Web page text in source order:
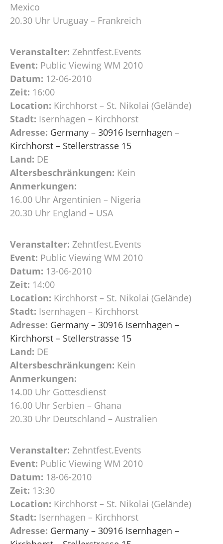
Mexico
20.30 Uhr Uruguay – Frankreich
Veranstalter: Zehntfest.Events
Event: Public Viewing WM 2010
Datum: 12-06-2010
Zeit: 16:00
Location: Kirchhorst – St. Nikolai (Gelände)
Stadt: Isernhagen – Kirchhorst
Adresse: Germany – 30916 Isernhagen –
Kirchhorst – Stellerstrasse 15
Land: DE
Altersbeschränkungen: Kein
Anmerkungen:
16.00 Uhr Argentinien – Nigeria
20.30 Uhr England – USA
Veranstalter: Zehntfest.Events
Event: Public Viewing WM 2010
Datum: 13-06-2010
Zeit: 14:00
Location: Kirchhorst – St. Nikolai (Gelände)
Stadt: Isernhagen – Kirchhorst
Adresse: Germany – 30916 Isernhagen –
Kirchhorst – Stellerstrasse 15
Land: DE
Altersbeschränkungen: Kein
Anmerkungen:
14.00 Uhr Gottesdienst
16.00 Uhr Serbien – Ghana
20.30 Uhr Deutschland – Australien
Veranstalter: Zehntfest.Events
Event: Public Viewing WM 2010
Datum: 18-06-2010
Zeit: 13:30
Location: Kirchhorst – St. Nikolai (Gelände)
Stadt: Isernhagen – Kirchhorst
Adresse: Germany – 30916 Isernhagen –